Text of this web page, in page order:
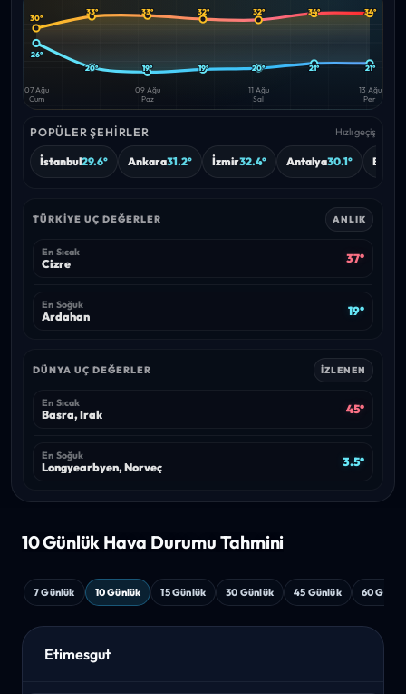
Yüksek Düşük
30°
26°
33°
20°
33°
19°
32°
19°
32°
20°
34°
21°
34°
21°
07 Ağu
Cum
09 Ağu
Paz
11 Ağu
Sal
13 Ağu
Per
POPÜLER ŞEHIRLER Hızlı geçiş
İstanbul29.6° Ankara31.2° İzmir32.4° Antalya30.1° Bursa
TÜRKIYE UÇ DEĞERLER ANLIK
En Sıcak
Cizre 37°
En Soğuk
Ardahan 19°
DÜNYA UÇ DEĞERLER İZLENEN
En Sıcak
Basra, Irak 45°
En Soğuk
Longyearbyen, Norveç 3.5°
10 Günlük Hava Durumu Tahmini
7 Günlük 10 Günlük 15 Günlük 30 Günlük 45 Günlük 60
Etimesgut